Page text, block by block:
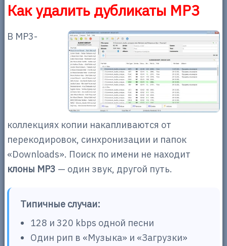
Как удалить дубликаты MP3
В MP3-
коллекциях копии накапливаются от
перекодировок, синхронизации и папок
«Downloads». Поиск по имени не находит
клоны MP3 — один звук, другой путь.
Типичные случаи:
128 и 320 kbps одной песни
Один рип в «Музыка» и «Загрузки»